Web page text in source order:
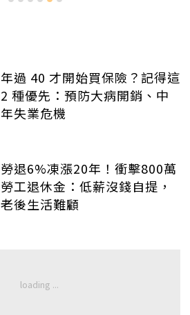
年過 40 才開始買保險？記得這
2 種優先：預防大病開銷、中
年失業危機
勞退6%凍漲20年！衝擊800萬
勞工退休金：低薪沒錢自提，
老後生活難顧